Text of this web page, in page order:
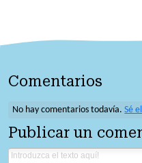
Comentarios
No hay comentarios todavía.Sé
Publicar un